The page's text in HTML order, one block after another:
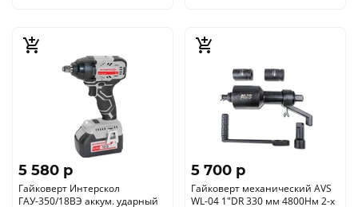
5 580 p
Гайковерт Интерскол
ГАУ-350/18ВЭ аккум. ударный
5 700 p
Гайковерт механический AVS
WL-04 1"DR 330 мм 4800Нм 2-х